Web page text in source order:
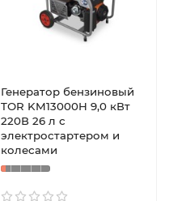
Генератор бензиновый
TOR KM13000H 9,0 кВт
220В 26 л с
электростартером и
колесами